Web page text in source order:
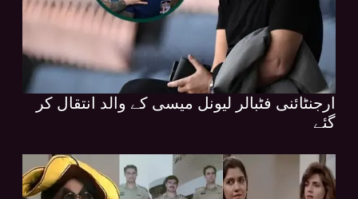
ارجنٹائنی فٹبالر لیونل میسی کے والد انتقال کر
گئے